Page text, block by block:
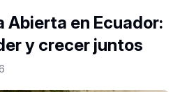
Abierta en Ecuador:
y crecer juntos